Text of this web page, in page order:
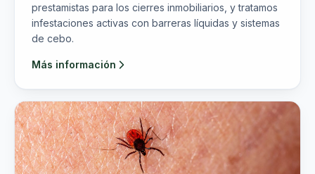
prestamistas para los cierres inmobiliarios, y tratamos
infestaciones activas con barreras líquidas y sistemas
de cebo.
Más información